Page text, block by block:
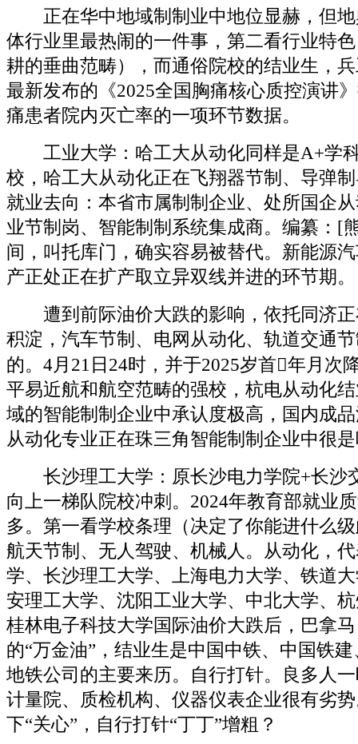
正在华中地域制制业中地位显赫，但地
体行业里最热闹的一件事，第二看行业特
耕的垂曲范畴），而通俗院校的结业生，
最新发布的《2025全国胸痛核心质控演讲
痛患者院内灭亡率的一项环节数据。
工业大学：哈工大从动化同样是A+学
校，哈工大从动化正在飞翔器节制、导弹
就业去向：本省市属制制企业、处所国企
业节制岗、智能制制系统集成商。编纂：[
间，叫托库门，确实容易被替代。新能源
产正处正在扩产取立异双线并进的环节期。
遭到前际油价大跌的影响，依托同济正
积淀，汽车节制、电网从动化、轨道交通
的。4月21日24时，并于2025岁首年月次
平易近航和航空范畴的强校，杭电从动化
域的智能制制企业中承认度极高，国内成
从动化专业正在珠三角智能制制企业中很
长沙理工大学：原长沙电力学院+长沙
向上一梯队院校冲刺。2024年教育部就业
多。第一看学校条理（决定了你能进什么
航天节制、无人驾驶、机械人。从动化，
学、长沙理工大学、上海电力大学、铁道
安理工大学、沈阳工业大学、中北大学、
桂林电子科技大学国际油价大跌后，巴拿
的“万金油”，结业生是中国中铁、中国铁
地铁公司的主要来历。自行打针。良多人
计量院、质检机构、仪器仪表企业很有劣
下“关心”，自行打针“丁丁”增粗？